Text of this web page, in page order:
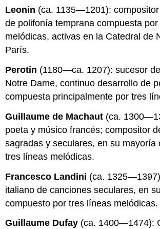
Leonin (ca. 1135—1201):
de polifonía temprana compuesta
melódicas, activas en la Catedral de
París.
Perotin (1180—ca. 1207): sucesor
Notre Dame, continuo desarrollo de
compuesta principalmente por tres
Guillaume de Machaut (ca.
poeta y músico francés; compositor
sagradas y seculares, en su mayoría
tres líneas melódicas.
Francesco Landini (ca.
italiano de canciones seculares, en
compuesto por tres líneas melódicas.
Guillaume Dufay (ca. 1400—1474):